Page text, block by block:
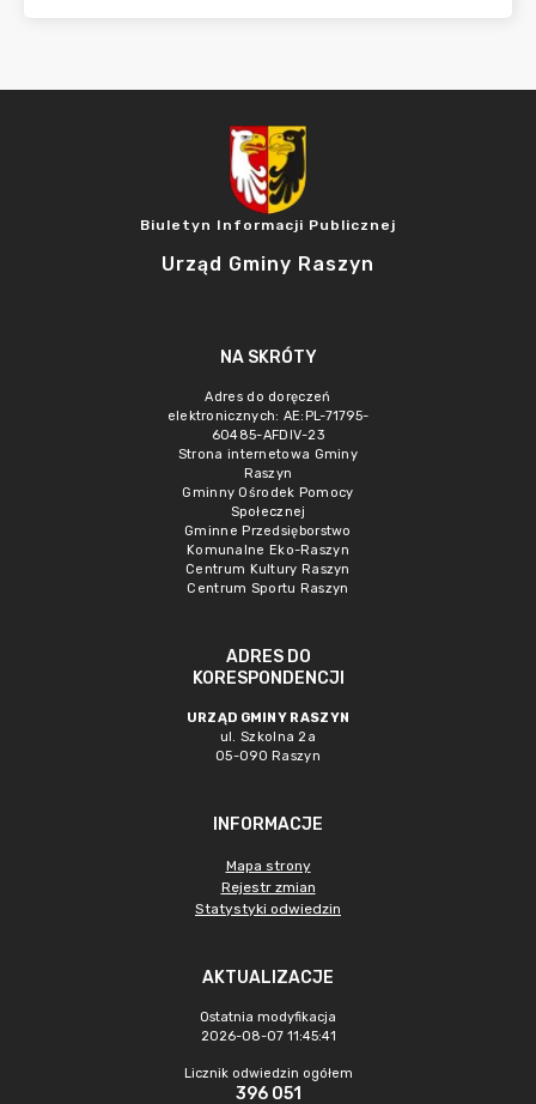
Biuletyn Informacji Publicznej
Urząd Gminy Raszyn
NA SKRÓTY
Adres do doręczeń
elektronicznych: AE:PL-71795-
60485-AFDIV-23
Strona internetowa Gminy
Raszyn
Gminny Ośrodek Pomocy
Społecznej
Gminne Przedsięborstwo
Komunalne Eko-Raszyn
Centrum Kultury Raszyn
Centrum Sportu Raszyn
ADRES DO
KORESPONDENCJI
URZĄD GMINY RASZYN
ul. Szkolna 2a
05-090 Raszyn
INFORMACJE
Mapa strony
Rejestr zmian
Statystyki odwiedzin
AKTUALIZACJE
Ostatnia modyfikacja
2026-08-07 11:45:41
Licznik odwiedzin ogółem
396 051